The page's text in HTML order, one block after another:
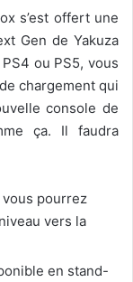
s’est offert une
Gen de Yakuza
ou PS5, vous
chargement qui
console de
ça. Il faudra
vous pourrez
vers la
en stand-